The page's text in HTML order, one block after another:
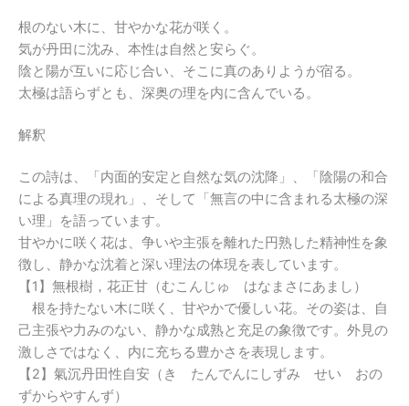
根のない木に、甘やかな花が咲く。
気が丹田に沈み、本性は自然と安らぐ。
陰と陽が互いに応じ合い、そこに真のありようが宿る。
太極は語らずとも、深奥の理を内に含んでいる。
解釈
この詩は、「内面的安定と自然な気の沈降」、「陰陽の和合
による真理の現れ」、そして「無言の中に含まれる太極の深
い理」を語っています。
甘やかに咲く花は、争いや主張を離れた円熟した精神性を象
徴し、静かな沈着と深い理法の体現を表しています。
【1】無根樹，花正甘（むこんじゅ はなまさにあまし）
根を持たない木に咲く、甘やかで優しい花。その姿は、自
己主張や力みのない、静かな成熟と充足の象徴です。外見の
激しさではなく、内に充ちる豊かさを表現します。
【2】氣沉丹田性自安（き たんでんにしずみ せい おの
ずからやすんず）